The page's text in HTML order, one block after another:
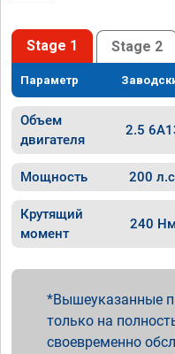
Stage 1 Stage 2
Параметр
Объем
двигателя
2.5
Мощность 200
Крутящий
момент
240
Вышеуказанные
только на
своевременно